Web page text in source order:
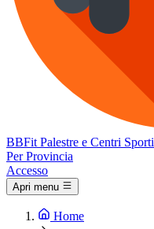
BBFit Palestre e Centri
Per Provincia
Accesso
Apri menu
Home